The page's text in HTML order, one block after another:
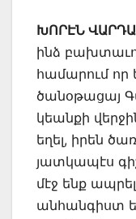
ԽՈՐԷՆ
ինձ
համարում
ծանօթացայ
կեանքի
եղել, իրեն
յատկապէս
մէջ ենք
անհանգիստ